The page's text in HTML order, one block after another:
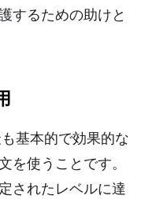
するための助けと
基本的で効果的な
を使うことです。
されたレベルに達